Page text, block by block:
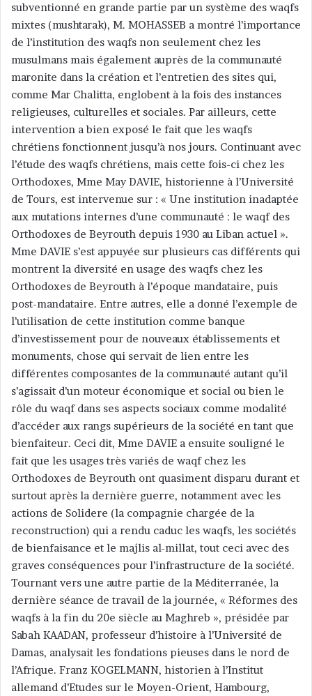
subventionné en grande partie par un système des waqfs
mixtes (mushtarak), M. MOHASSEB a montré l’importance
de l’institution des waqfs non seulement chez les
musulmans mais également auprès de la communauté
maronite dans la création et l’entretien des sites qui,
comme Mar Chalitta, englobent à la fois des instances
religieuses, culturelles et sociales. Par ailleurs, cette
intervention a bien exposé le fait que les waqfs
chrétiens fonctionnent jusqu’à nos jours. Continuant avec
l’étude des waqfs chrétiens, mais cette fois-ci chez les
Orthodoxes, Mme May DAVIE, historienne à l’Université
de Tours, est intervenue sur : « Une institution inadaptée
aux mutations internes d’une communauté : le waqf des
Orthodoxes de Beyrouth depuis 1930 au Liban actuel ».
Mme DAVIE s’est appuyée sur plusieurs cas différents qui
montrent la diversité en usage des waqfs chez les
Orthodoxes de Beyrouth à l’époque mandataire, puis
post-mandataire. Entre autres, elle a donné l’exemple de
l’utilisation de cette institution comme banque
d’investissement pour de nouveaux établissements et
monuments, chose qui servait de lien entre les
différentes composantes de la communauté autant qu’il
s’agissait d’un moteur économique et social ou bien le
rôle du waqf dans ses aspects sociaux comme modalité
d’accéder aux rangs supérieurs de la société en tant que
bienfaiteur. Ceci dit, Mme DAVIE a ensuite souligné le
fait que les usages très variés de waqf chez les
Orthodoxes de Beyrouth ont quasiment disparu durant et
surtout après la dernière guerre, notamment avec les
actions de Solidere (la compagnie chargée de la
reconstruction) qui a rendu caduc les waqfs, les sociétés
de bienfaisance et le majlis al-millat, tout ceci avec des
graves conséquences pour l’infrastructure de la société.
Tournant vers une autre partie de la Méditerranée, la
dernière séance de travail de la journée, « Réformes des
waqfs à la fin du 20e siècle au Maghreb », présidée par
Sabah KAADAN, professeur d’histoire à l’Université de
Damas, analysait les fondations pieuses dans le nord de
l’Afrique. Franz KOGELMANN, historien à l’Institut
allemand d’Etudes sur le Moyen-Orient, Hambourg,